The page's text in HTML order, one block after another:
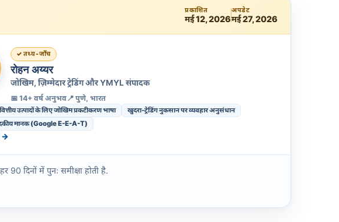
प्रकाशित
मई 12, 2026
अपडेट
मई 27, 2026
तथ्य-जाँच
रोहन अय्यर
जोखिम, ज़िम्मेदार ट्रेडिंग और YMYL संपादक
📅 14+ वर्ष अनुभव📍 पुणे, भारत
उत्पादों के लिए जोखिम प्रकटीकरण भाषा
खुदरा-ट्रेडिंग नुकसान पर व्यवहार अनुसंधान
मानक (Google E-E-A-T)
→
90 दिनों में पुनः समीक्षा होती है.